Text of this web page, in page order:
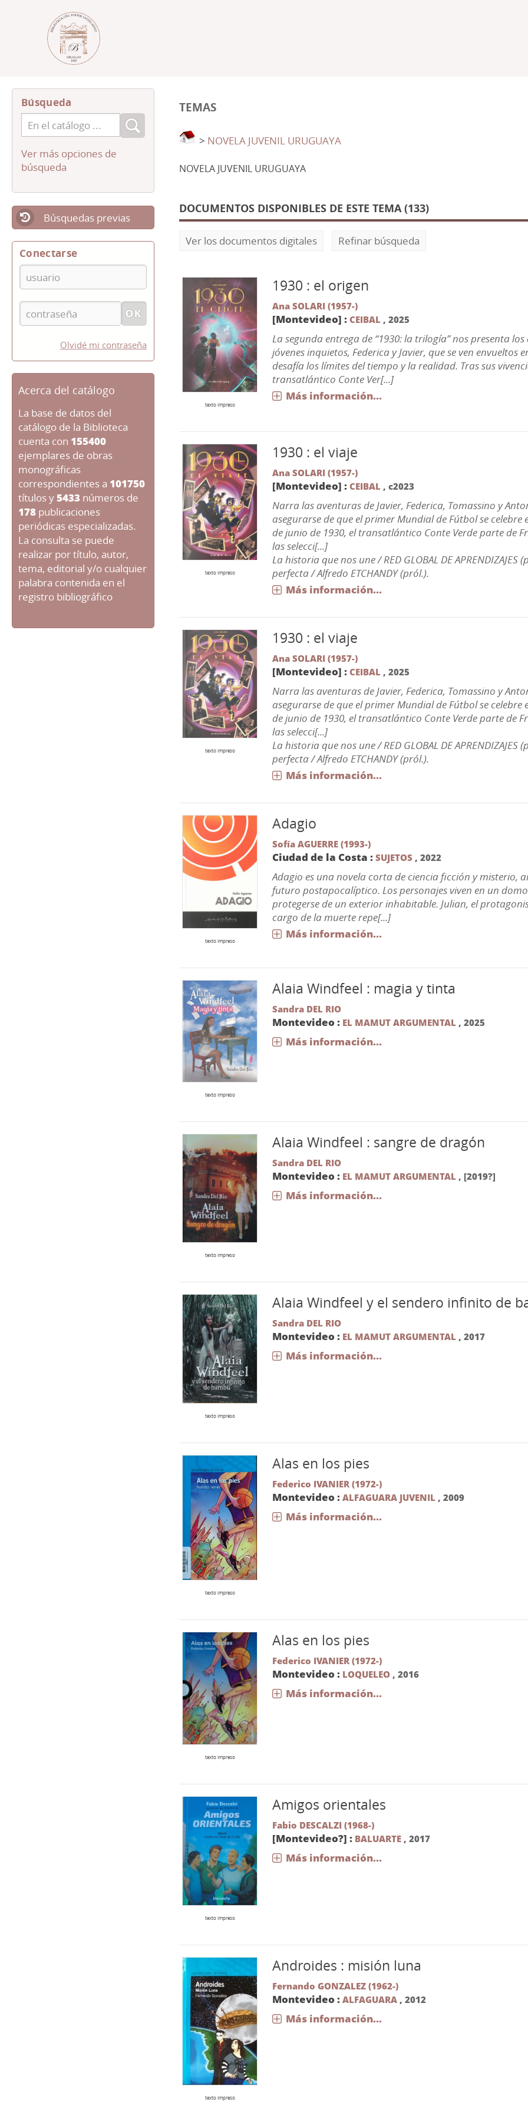
TEMAS
> NOVELA JUVENIL URUGUAYA
NOVELA JUVENIL URUGUAYA
DOCUMENTOS DISPONIBLES DE ESTE TEMA (133)
Ver los documentos digitales Refinar búsqueda
texto impreso
1930 : el origen
Ana SOLARI (1957-)
[Montevideo] :CEIBAL ,2025
La segunda entrega de “1930: la trilogía” nos presenta
jóvenes inquietos, Federica y Javier, que se ven envueltos
desafía los límites del tiempo y la realidad. Tras sus
transatlántico Conte Ver[...]
Más información...
texto impreso
1930 : el viaje
Ana SOLARI (1957-)
[Montevideo] :CEIBAL ,c2023
Narra las aventuras de Javier, Federica, Tomassino y
asegurarse de que el primer Mundial de Fútbol se celebre
de junio de 1930, el transatlántico Conte Verde parte de
las selecci[...]
La historia que nos une / RED GLOBAL DE APRENDIZAJES
perfecta / Alfredo ETCHANDY (pról.).
Más información...
texto impreso
1930 : el viaje
Ana SOLARI (1957-)
[Montevideo] :CEIBAL ,2025
Narra las aventuras de Javier, Federica, Tomassino y
asegurarse de que el primer Mundial de Fútbol se celebre
de junio de 1930, el transatlántico Conte Verde parte de
las selecci[...]
La historia que nos une / RED GLOBAL DE APRENDIZAJES
perfecta / Alfredo ETCHANDY (pról.).
Más información...
texto impreso
Adagio
Sofía AGUERRE (1993-)
Ciudad de la Costa :SUJETOS ,2022
Adagio es una novela corta de ciencia ficción y misterio,
futuro postapocalíptico. Los personajes viven en un
protegerse de un exterior inhabitable. Julian, el
cargo de la muerte repe[...]
Más información...
texto impreso
Alaia Windfeel : magia y tinta
Sandra DEL RIO
Montevideo : EL MAMUT ARGUMENTAL ,2025
Más información...
texto impreso
Alaia Windfeel : sangre de dragón
Sandra DEL RIO
Montevideo : EL MAMUT ARGUMENTAL , [2019?]
Más información...
texto impreso
Alaia Windfeel y el sendero infinito de
Sandra DEL RIO
Montevideo : EL MAMUT ARGUMENTAL ,2017
Más información...
texto impreso
Alas en los pies
Federico IVANIER (1972-)
Montevideo :ALFAGUARA JUVENIL ,2009
Más información...
texto impreso
Alas en los pies
Federico IVANIER (1972-)
Montevideo : LOQUELEO ,2016
Más información...
texto impreso
Amigos orientales
Fabio DESCALZI (1968-)
[Montevideo?] : BALUARTE ,2017
Más información...
texto impreso
Androides : misión luna
Fernando GONZALEZ (1962-)
Montevideo :ALFAGUARA ,2012
Más información...
Búsqueda
Ver más opciones de
búsqueda
Búsquedas previas
Conectarse
Olvidé mi contraseña
Acerca del catálogo
La base de datos del
catálogo de la Biblioteca
cuenta con 155400
ejemplares de obras
monográficas
correspondientes a 101750
títulos y5433 números de
178 publicaciones
periódicas especializadas.
La consulta se puede
realizar por título, autor,
tema, editorial y/o cualquier
palabra contenida en el
registro bibliográfico